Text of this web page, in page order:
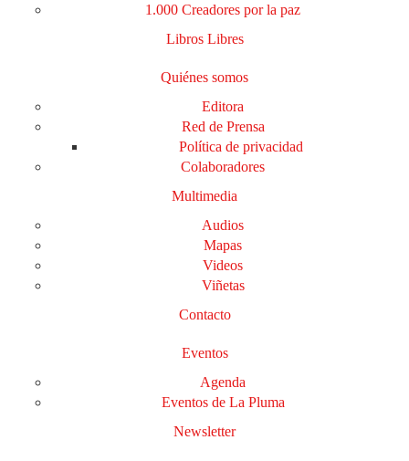
1.000 Creadores por la paz
Libros Libres
Quiénes somos
Editora
Red de Prensa
Política de privacidad
Colaboradores
Multimedia
Audios
Mapas
Videos
Viñetas
Contacto
Eventos
Agenda
Eventos de La Pluma
Newsletter